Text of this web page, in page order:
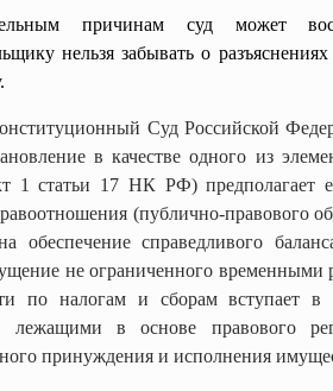
причинам суд может
нельзя забывать о
Суд Российской
в качестве одного из
1 статьи 17 НК РФ)предполагает
(публично-правового
обеспечение справедливого
не ограниченного временными
по налогам и сборам вступает в
лежащими в основе правового
принуждения и исполнения